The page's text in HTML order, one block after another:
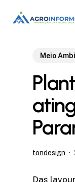
Meio
tondesign
Das